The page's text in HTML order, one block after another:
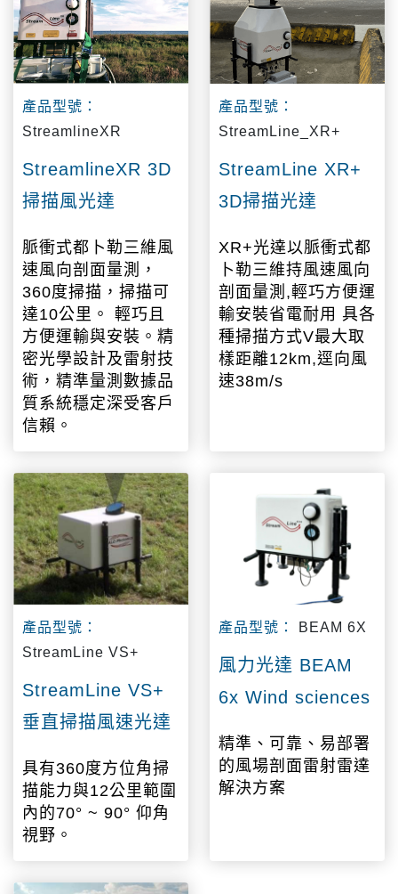
產品型號：
StreamlineXR
StreamlineXR 3D
掃描風光達
脈衝式都卜勒三維風
速風向剖面量測，
360度掃描，掃描可
達10公里。 輕巧且
方便運輸與安裝。精
密光學設計及雷射技
術，精準量測數據品
質系統穩定深受客戶
信賴。
產品型號：
StreamLine_XR+
StreamLine XR+
3D掃描光達
XR+光達以脈衝式都
卜勒三維持風速風向
剖面量測,輕巧方便運
輸安裝省電耐用 具各
種掃描方式V最大取
樣距離12km,逕向風
速38m/s
產品型號：
StreamLine VS+
StreamLine VS+
垂直掃描風速光達
具有360度方位角掃
描能力與12公里範圍
內的70° ~ 90° 仰角
視野。
產品型號： BEAM 6X
風力光達 BEAM
6x Wind sciences
精準、可靠、易部署
的風場剖面雷射雷達
解決方案